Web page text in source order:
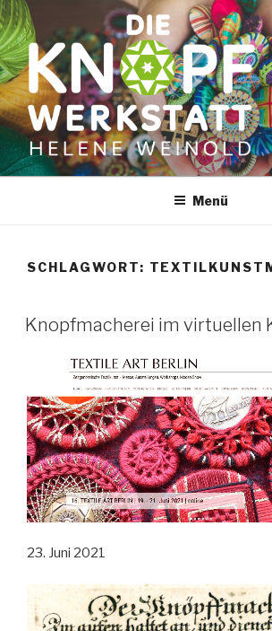
Zum
Inhalt
springen
Menü
SCHLAGWORT:
Knopfmacherei im virtuellen
23. Juni 2021